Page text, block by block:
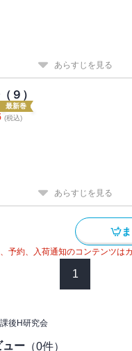
あらすじを見る
９）
最新巻
(税込)
あらすじを見る
予約、入荷通知のコンテンツは
1
後H研究会
ュー （0件）